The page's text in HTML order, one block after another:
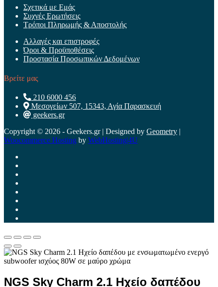
Σχετικά με Εμάς
Συχνές Ερωτήσεις
Τρόποι Πληρωμής & Αποστολής
Αλλαγές και επιστροφές
Όροι & Προϋποθέσεις
Προστασία Προσωπικών Δεδομένων
Βρείτε μας
210 6000 456
Μεσογείων 507, 15343, Αγία Παρασκευή
geekers.gr
Copyright © 2026 - Geekers.gr | Designed by Geometry |
Woocommerce Hosting by WebHosting|4U
NGS Sky Charm 2.1 Ηχείο δαπέδου